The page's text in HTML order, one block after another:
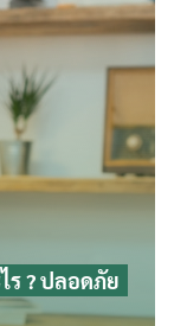
ร ? ปลอดภัย